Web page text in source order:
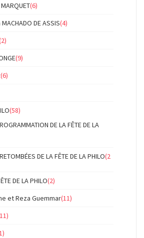
(6)
DE ASSIS(4)
(9)
(6)
(58)
DE LA FÊTE DE LA
DE LA FÊTE DE LA PHILO(2
DE LA PHILO(2)
et Reza Guemmar(11)